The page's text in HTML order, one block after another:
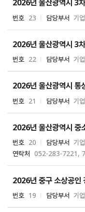
번호 23 담당부서 기
번호 22 담당부서 기
번호 21 담당부서 기
2026년 울산광역시 중
번호 20 담당부서 기
연락처 052-283-7221,
2026년 중구 소상공인
번호 19 담당부서 기